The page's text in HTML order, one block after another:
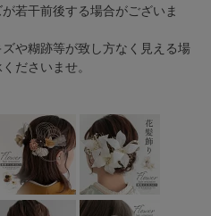
若干前後する場合がございま
や糊跡等が致し方なく見える場
ださいませ。